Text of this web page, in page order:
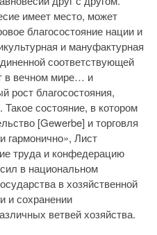
имеет место, может
благосостояние нации и
и мануфактурная
соответствующей
в вечном мире… и
рост благосостояния,
состояние, в котором
[Gewerbe] и торговля
гармонично», Лист
труда и конфедерацию
в национальном
в хозяйственной
и сохранении
ветвей хозяйства.